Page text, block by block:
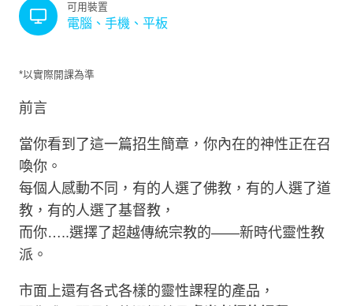
可用裝置
電腦、手機、平板
*以實際開課為準
前言
當你看到了這一篇招生簡章，你內在的神性正在召
喚你。
每個人感動不同，有的人選了佛教，有的人選了道
教，有的人選了基督教，
而你…..選擇了超越傳統宗教的——新時代靈性教
派。
市面上還有各式各樣的靈性課程的產品，